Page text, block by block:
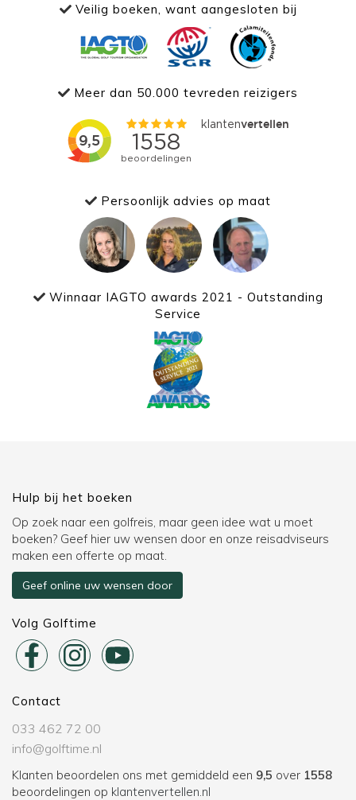
Veilig boeken, want aangesloten bij
Meer dan 50.000 tevreden reizigers
Persoonlijk advies op maat
Winnaar IAGTO awards 2021 - Outstanding
Service
Hulp bij het boeken
Op zoek naar een golfreis, maar geen idee wat u moet
boeken? Geef hier uw wensen door en onze reisadviseurs
maken een offerte op maat.
Geef online uw wensen door
Volg Golftime
Contact
033 462 72 00
info@golftime.nl
Klanten beoordelen ons met gemiddeld een 9,5 over 1558
beoordelingen op klantenvertellen.nl